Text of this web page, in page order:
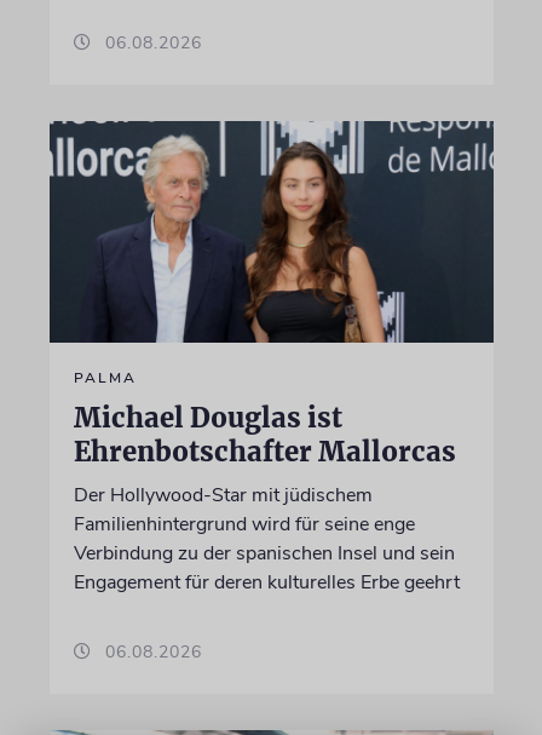
06.08.2026
PALMA
Michael Douglas ist
Ehrenbotschafter Mallorcas
Der Hollywood-Star mit jüdischem
Familienhintergrund wird für seine enge
Verbindung zu der spanischen Insel und sein
Engagement für deren kulturelles Erbe geehrt
06.08.2026